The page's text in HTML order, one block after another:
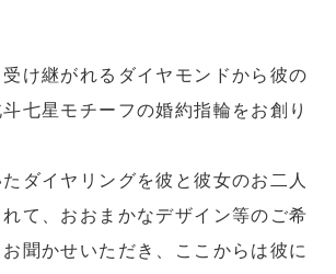
け継がれるダイヤモンドから彼の
七星モチーフの婚約指輪をお創り
ダイヤリングを彼と彼女のお二人
て、おおまかなデザイン等のご希
聞かせいただき、ここからは彼に